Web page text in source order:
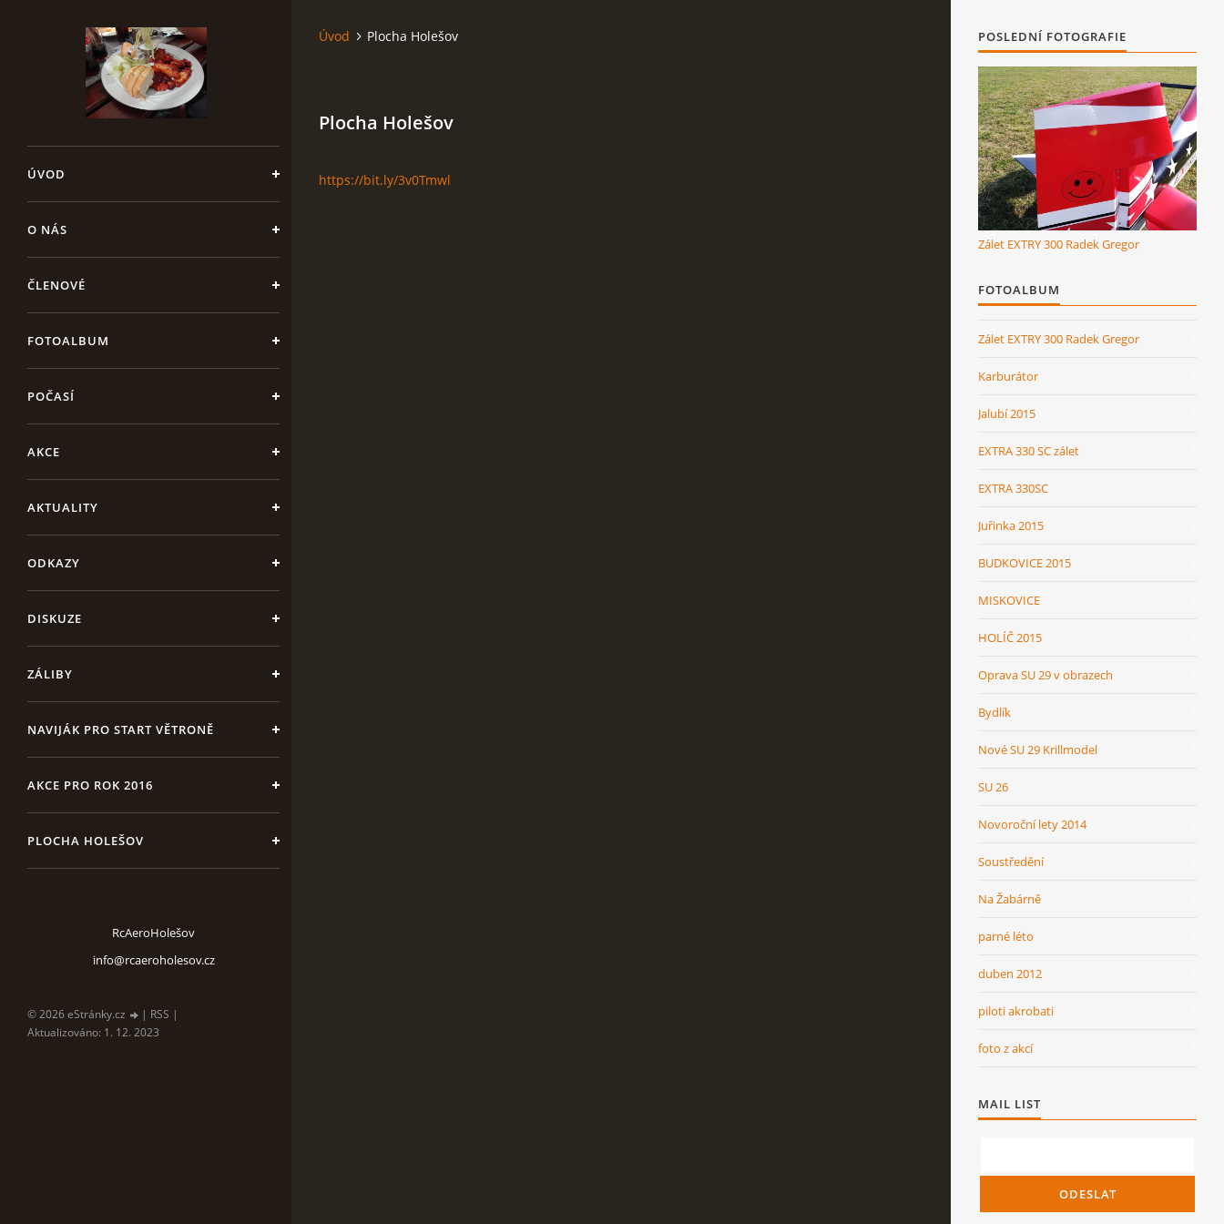
ÚVOD
O NÁS
ČLENOVÉ
FOTOALBUM
POČASÍ
AKCE
AKTUALITY
ODKAZY
DISKUZE
ZÁLIBY
NAVIJÁK PRO START VĚTRONĚ
AKCE PRO ROK 2016
PLOCHA HOLEŠOV
RcAeroHolešov
info@rcaeroholesov.cz
© 2026 eStránky.cz | RSS |
Aktualizováno: 1. 12. 2023
Úvod Plocha Holešov
Plocha Holešov
https://bit.ly/3v0Tmwl
POSLEDNÍ FOTOGRAFIE
Zálet EXTRY 300 Radek Gregor
FOTOALBUM
Zálet EXTRY 300 Radek Gregor
Karburátor
Jalubí 2015
EXTRA 330 SC zálet
EXTRA 330SC
Juřinka 2015
BUDKOVICE 2015
MISKOVICE
HOLÍČ 2015
Oprava SU 29 v obrazech
Bydlík
Nové SU 29 Krillmodel
SU 26
Novoroční lety 2014
Soustředění
Na Žabárně
parné léto
duben 2012
piloti akrobati
foto z akcí
MAIL LIST